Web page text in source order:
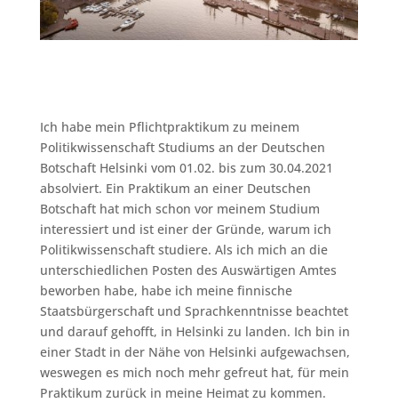
Ich habe mein Pflichtpraktikum zu meinem
Politikwissenschaft Studiums an der Deutschen
Botschaft Helsinki vom 01.02. bis zum 30.04.2021
absolviert. Ein Praktikum an einer Deutschen
Botschaft hat mich schon vor meinem Studium
interessiert und ist einer der Gründe, warum ich
Politikwissenschaft studiere. Als ich mich an die
unterschiedlichen Posten des Auswärtigen Amtes
beworben habe, habe ich meine finnische
Staatsbürgerschaft und Sprachkenntnisse beachtet
und darauf gehofft, in Helsinki zu landen. Ich bin in
einer Stadt in der Nähe von Helsinki aufgewachsen,
weswegen es mich noch mehr gefreut hat, für mein
Praktikum zurück in meine Heimat zu kommen.